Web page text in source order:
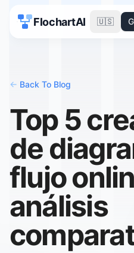
FlochartAI 🇺🇸
<- Back To Blog
Top 5
de
flujo
análisis